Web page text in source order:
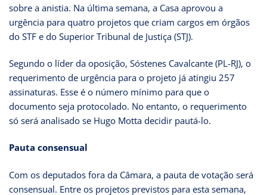
sobre a anistia. Na última semana, a Casa aprovou a
urgência para quatro projetos que criam cargos em órgãos
do STF e do Superior Tribunal de Justiça (STJ).
Segundo o líder da oposição, Sóstenes Cavalcante (PL-RJ), o
requerimento de urgência para o projeto já atingiu 257
assinaturas. Esse é o número mínimo para que o
documento seja protocolado. No entanto, o requerimento
só será analisado se Hugo Motta decidir pautá-lo.
Pauta consensual
Com os deputados fora da Câmara, a pauta de votação será
consensual. Entre os projetos previstos para esta semana,